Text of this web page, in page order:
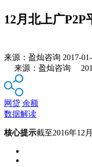
12月北上广
来源： 盈灿咨询 2017-
来源：盈灿咨询
网贷 余额
数据解读
核心提示截至2016年12